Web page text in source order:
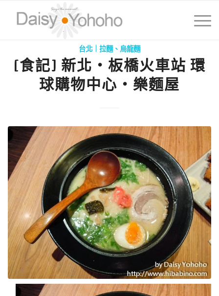
台北｜拉麵、烏龍麵
[食記] 新北‧板橋火車站 環
球購物中心‧樂麵屋